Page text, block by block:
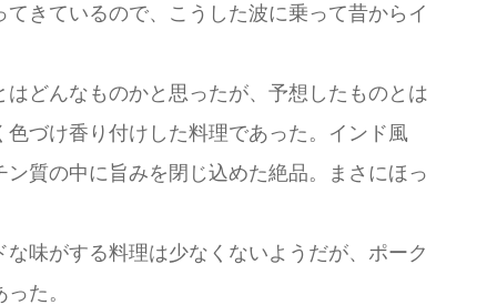
きているので、こうした波に乗って昔からイ
どんなものかと思ったが、予想したものとは
づけ香り付けした料理であった。インド風
質の中に旨みを閉じ込めた絶品。まさにほっ
味がする料理は少なくないようだが、ポーク
た。